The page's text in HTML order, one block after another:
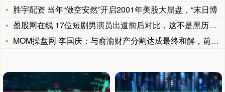
胜宇配资 当年“做空安然”开启2001年美股大崩盘，“末日博
盈股网在线 17位短剧男演员出道前后对比，这不是黑历史，是他
MOM操盘网 李国庆：与俞渝财产分割达成最终和解，前妻俞渝将